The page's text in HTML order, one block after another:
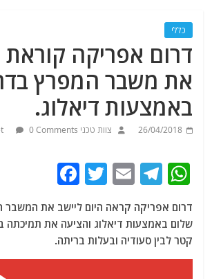
כללי
דרום אפריקה קוראת
את משבר המפרץ
באמצעות דיאלוג.
26/04/2018 צוות טכני Nziv.net 0 Comments
W
at
s
A
T
e
g
ra
E
ai
l
T
w
itt
er
c
e
b
דרום אפריקה קראה היום ליישב את המשבר
שלום באמצעות דיאלוג והציעה את תמיכתה
קטר לבין סעודיה ובעלות בריתה.